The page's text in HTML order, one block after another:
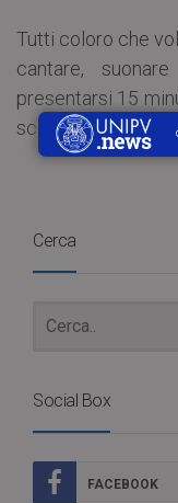
Tutti coloro che
cantare,
presentarsi 15
scrivere a
Cerca
Social Box
FACEBOOK